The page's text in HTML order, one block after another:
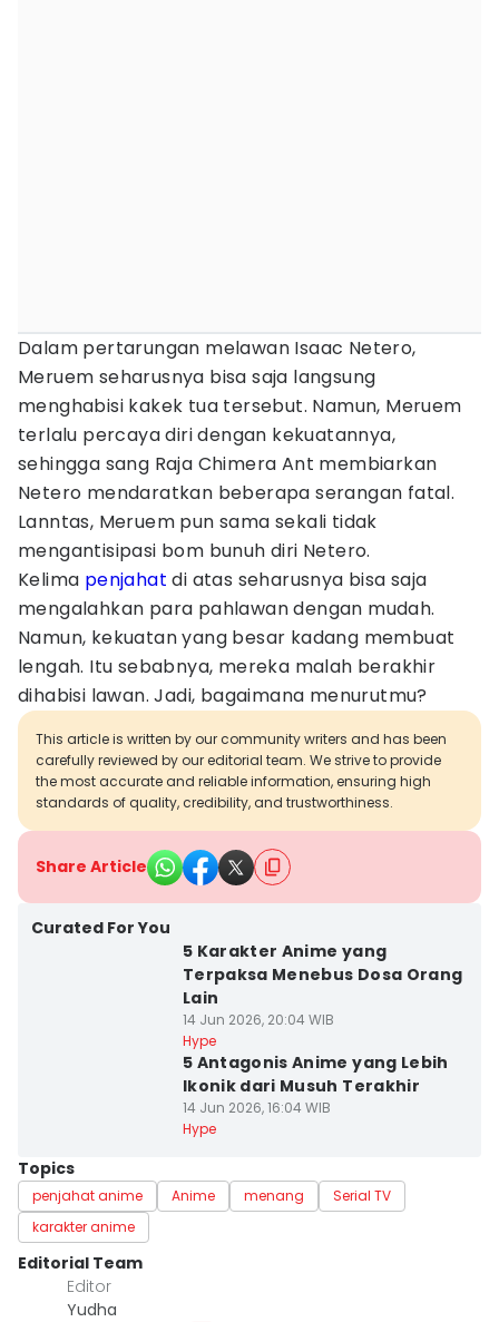
Dalam pertarungan melawan Isaac Netero,
Meruem seharusnya bisa saja langsung
menghabisi kakek tua tersebut. Namun, Meruem
terlalu percaya diri dengan kekuatannya,
sehingga sang Raja Chimera Ant membiarkan
Netero mendaratkan beberapa serangan fatal.
Lanntas, Meruem pun sama sekali tidak
mengantisipasi bom bunuh diri Netero.
Kelima penjahat di atas seharusnya bisa saja
mengalahkan para pahlawan dengan mudah.
Namun, kekuatan yang besar kadang membuat
lengah. Itu sebabnya, mereka malah berakhir
dihabisi lawan. Jadi, bagaimana menurutmu?
This article is written by our community writers and has been
carefully reviewed by our editorial team. We strive to provide
the most accurate and reliable information, ensuring high
standards of quality, credibility, and trustworthiness.
Share Article
Curated For You
5 Karakter Anime yang
Terpaksa Menebus Dosa Orang
Lain
14 Jun 2026, 20:04 WIB
Hype
5 Antagonis Anime yang Lebih
Ikonik dari Musuh Terakhir
14 Jun 2026, 16:04 WIB
Hype
Topics
penjahat anime Anime menang
Serial TV
karakter anime
Editorial Team
Editor
Yudha ‎